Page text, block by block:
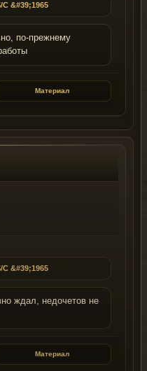
C &#39;1965
по-прежнему
Материал
C &#39;1965
ждал, недочетов не
Материал